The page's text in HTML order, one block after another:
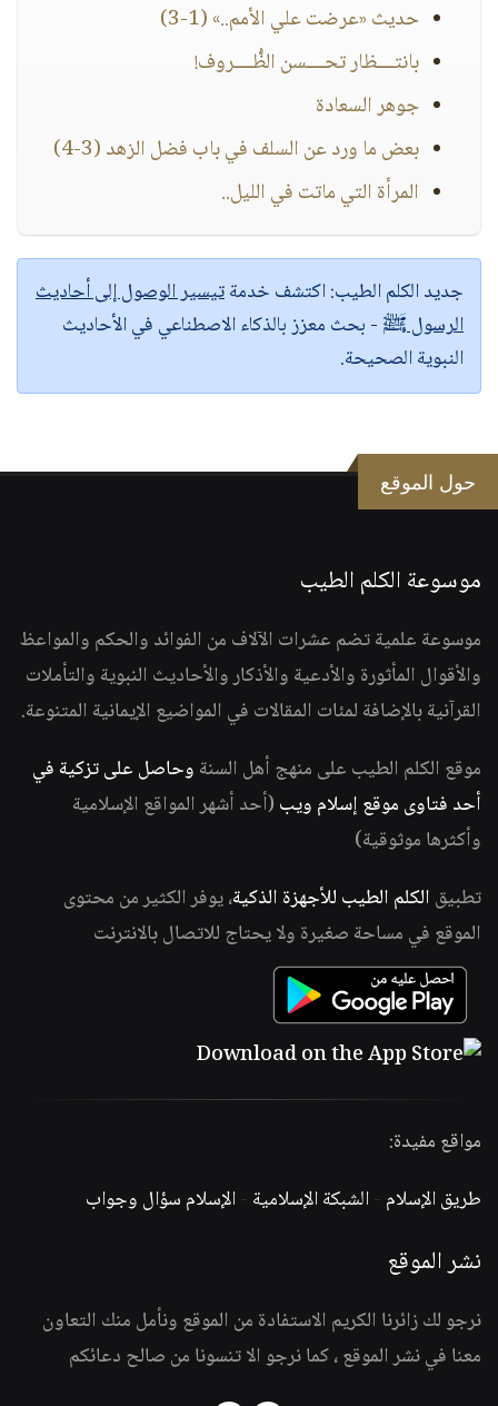
حديث «عرضت علي الأمم..» (1-3)
بانتــــظار تحــــسن الظُّــــروف!
جوهر السعادة
بعض ما ورد عن السلف في باب فضل الزهد (3-4)
المرأة التي ماتت في الليل..
جديد الكلم الطيب:اكتشف خدمةتيسير الوصول إلى أحاديث
الرسول ﷺ - بحث معزز بالذكاء الاصطناعي في الأحاديث
النبوية الصحيحة.
حول الموقع
موسوعة الكلم الطيب
موسوعة علمية تضم عشرات الآلاف من الفوائد والحكم والمواعظ
والأقوال المأثورة والأدعية والأذكار والأحاديث النبوية والتأملات
القرآنية بالإضافة لمئات المقالات في المواضيع الإيمانية المتنوعة.
موقع الكلم الطيب على منهج أهل السنة وحاصل على تزكية في
أحد فتاوى موقع إسلام ويب (أحد أشهر المواقع الإسلامية
وأكثرها موثوقية)
تطبيق الكلم الطيب للأجهزة الذكية، يوفر الكثير من محتوى
الموقع في مساحة صغيرة ولا يحتاج للاتصال بالانترنت
مواقع مفيدة:
طريق الإسلام -الشبكة الإسلامية -الإسلام سؤال وجواب
نشر الموقع
نرجو لك زائرنا الكريم الاستفادة من الموقع ونأمل منك التعاون
معنا في نشر الموقع ، كما نرجو الا تنسونا من صالح دعائكم